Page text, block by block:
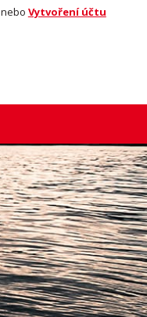
nebo Vytvoření účtu